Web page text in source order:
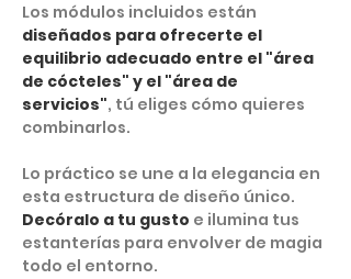
Los módulos incluidos están
diseñados para ofrecerte el
equilibrio adecuado entre el "área
de cócteles" y el "área de
servicios", tú eliges cómo quieres
combinarlos.
Lo práctico se une a la elegancia en
esta estructura de diseño único.
Decóralo a tu gusto e ilumina tus
estanterías para envolver de magia
todo el entorno.